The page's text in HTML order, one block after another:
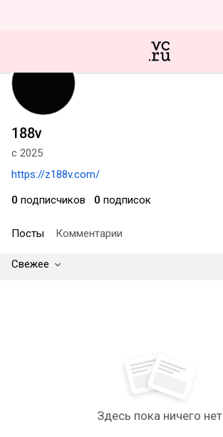
188v
с 2025
https://z188v.com/
0 подписчиков 0 подписок
Посты Комментарии
Свежее
Здесь пока ничего нет